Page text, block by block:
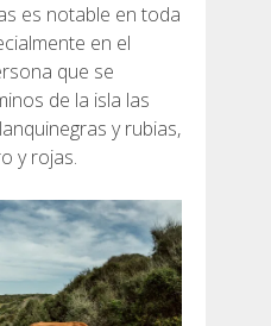
VALIDACIÓN
es notable en toda
en el
que se
de la isla las
y rubias,
y rojas.